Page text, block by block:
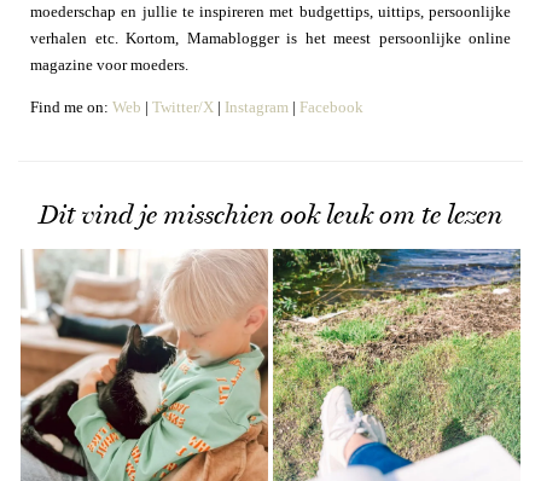
moederschap en jullie te inspireren met budgettips, uittips, persoonlijke
verhalen etc. Kortom, Mamablogger is het meest persoonlijke online
magazine voor moeders.
Find me on: Web | Twitter/X | Instagram | Facebook
Dit vind je misschien ook leuk om te lezen